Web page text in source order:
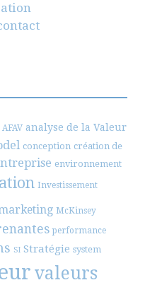
AFAV analyse de la Valeur
conception création de
environnement
Investissement
McKinsey
performance
SI Stratégie system
valeurs